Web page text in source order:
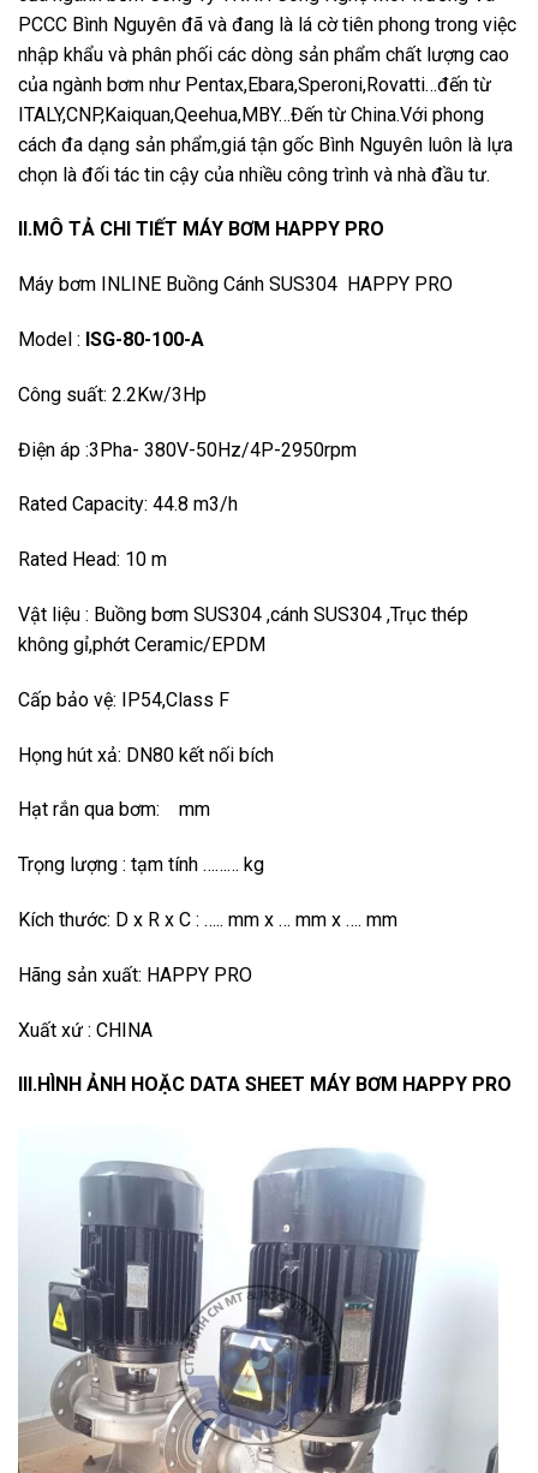
PCCC Bình Nguyên đã và đang là lá cờ tiên phong trong việc
nhập khẩu và phân phối các dòng sản phẩm chất lượng cao
của ngành bơm như Pentax,Ebara,Speroni,Rovatti…đến từ
ITALY,CNP,Kaiquan,Qeehua,MBY…Đến từ China.Với phong
cách đa dạng sản phẩm,giá tận gốc Bình Nguyên luôn là lựa
chọn là đối tác tin cậy của nhiều công trình và nhà đầu tư.
II.MÔ TẢ CHI TIẾT MÁY BƠM HAPPY PRO
Máy bơm INLINE Buồng Cánh SUS304 HAPPY PRO
Model : ISG-80-100-A
Công suất: 2.2Kw/3Hp
Điện áp :3Pha- 380V-50Hz/4P-2950rpm
Rated Capacity: 44.8 m3/h
Rated Head: 10 m
Vật liệu : Buồng bơm SUS304 ,cánh SUS304 ,Trục thép
không gỉ,phớt Ceramic/EPDM
Cấp bảo vệ: IP54,Class F
Họng hút xả: DN80 kết nối bích
Hạt rắn qua bơm: mm
Trọng lượng : tạm tính ……… kg
Kích thước: D x R x C : ….. mm x … mm x …. mm
Hãng sản xuất: HAPPY PRO
Xuất xứ : CHINA
III.HÌNH ẢNH HOẶC DATA SHEET MÁY BƠM HAPPY PRO